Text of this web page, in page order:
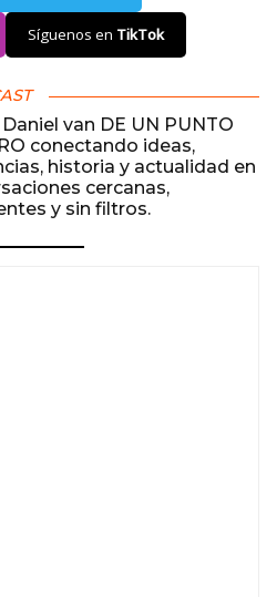
Síguenos en TikTok
van DE UN PUNTO
conectando ideas,
historia y actualidad en
cercanas,
y sin filtros.